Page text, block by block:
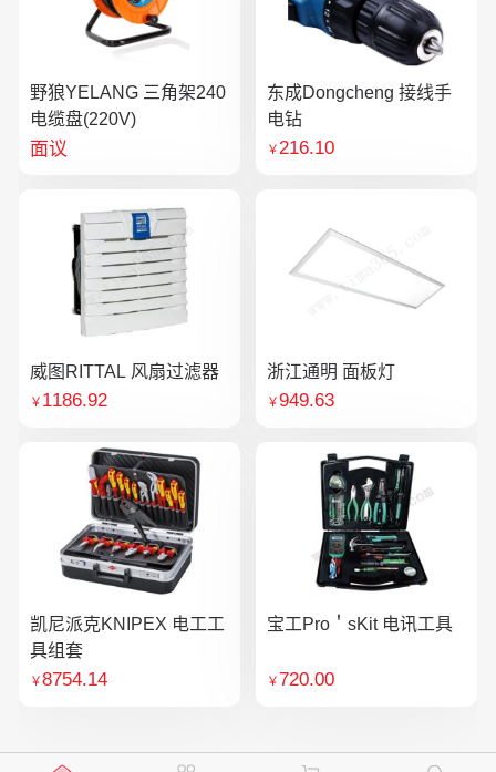
野狼YELANG 三角架240
电缆盘(220V)
面议
东成Dongcheng 接线手
电钻
￥216.10
威图RITTAL 风扇过滤器
￥ 1186.92
浙江通明 面板灯
￥949.63
凯尼派克KNIPEX 电工工
具组套
￥8754.14
宝工Pro＇sKit 电讯工具
￥720.00